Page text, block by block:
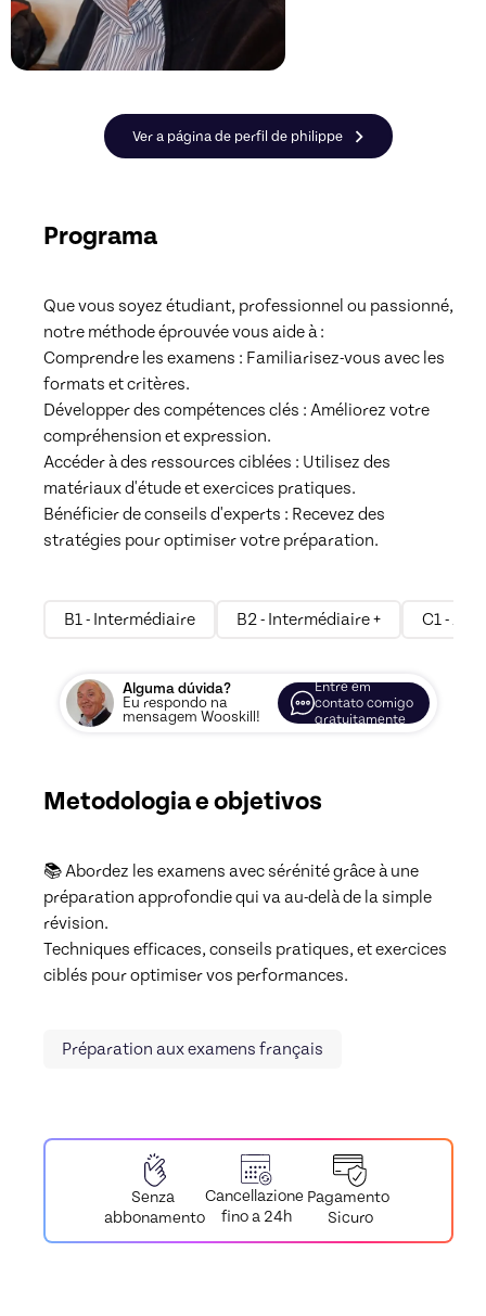
Ver a página de perfil de philippe
Programa
Que vous soyez étudiant, professionnel ou passionné,
notre méthode éprouvée vous aide à :
Comprendre les examens : Familiarisez-vous avec les
formats et critères.
Développer des compétences clés : Améliorez votre
compréhension et expression.
Accéder à des ressources ciblées : Utilisez des
matériaux d'étude et exercices pratiques.
Bénéficier de conseils d'experts : Recevez des
stratégies pour optimiser votre préparation.
B1 - Intermédiaire B2 - Intermédiaire + C1 -
Alguma dúvida?
Eu respondo na
mensagem Wooskill!
Entre em
contato comigo
gratuitamente
Metodologia e objetivos
📚 Abordez les examens avec sérénité grâce à une
préparation approfondie qui va au-delà de la simple
révision.
Techniques efficaces, conseils pratiques, et exercices
ciblés pour optimiser vos performances.
Préparation aux examens français
Senza
abbonamento
Cancellazione
fino a 24h
Pagamento
Sicuro